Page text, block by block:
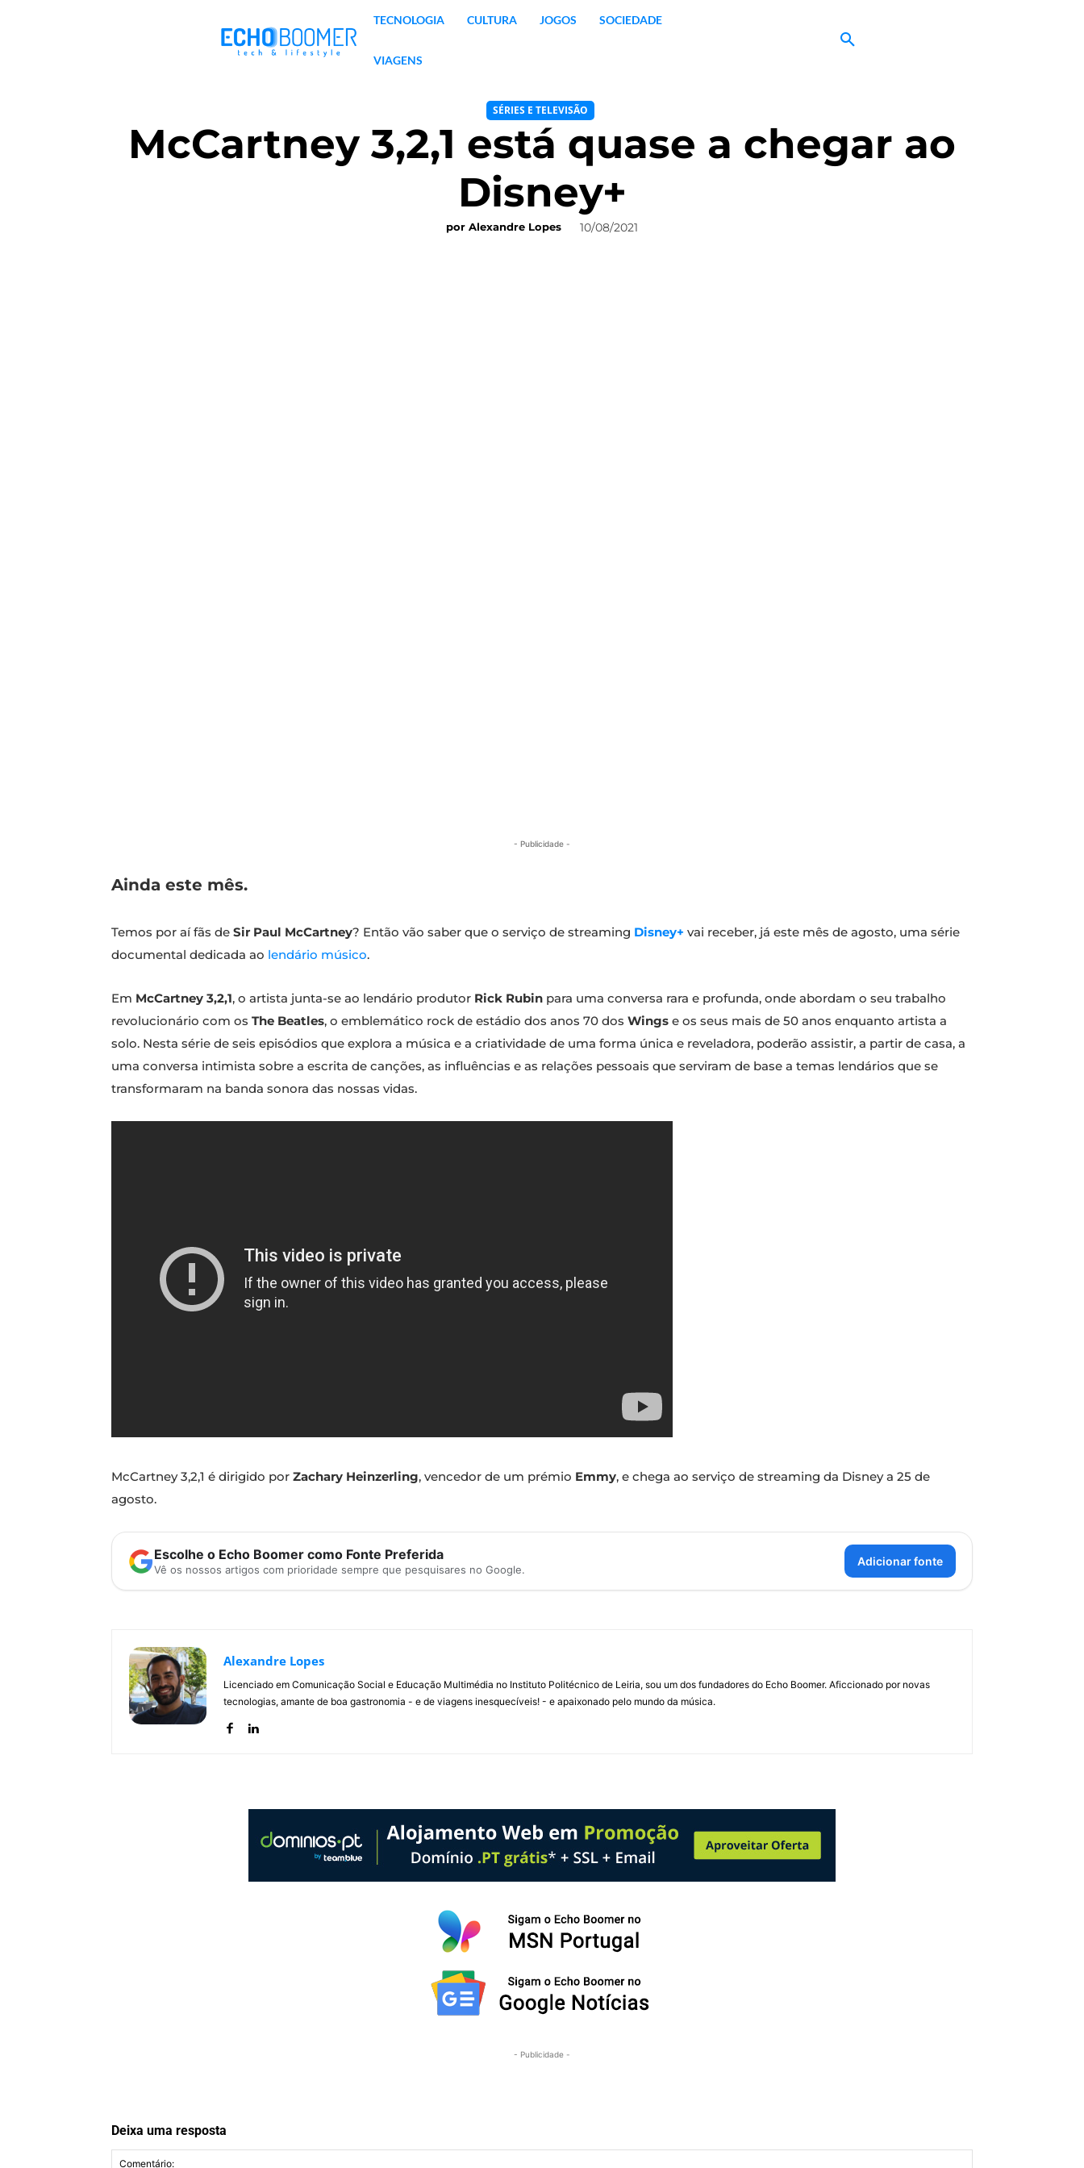
TECNOLOGIA CULTURA JOGOS SOCIEDADE
VIAGENS
SÉRIES E TELEVISÃO
McCartney 3,2,1 está quase a chegar ao
Disney+
por Alexandre Lopes 10/08/2021
- Publicidade -
Ainda este mês.
Temos por aí fãs de Sir Paul McCartney? Então vão saber que o serviço de streaming Disney+ vai receber, já este mês de agosto, uma série
documental dedicada ao lendário músico.
Em McCartney 3,2,1, o artista junta-se ao lendário produtor Rick Rubin para uma conversa rara e profunda, onde abordam o seu trabalho
revolucionário com os The Beatles, o emblemático rock de estádio dos anos 70 dos Wings e os seus mais de 50 anos enquanto artista a
solo. Nesta série de seis episódios que explora a música e a criatividade de uma forma única e reveladora, poderão assistir, a partir de casa, a
uma conversa intimista sobre a escrita de canções, as influências e as relações pessoais que serviram de base a temas lendários que se
transformaram na banda sonora das nossas vidas.
McCartney 3,2,1 é dirigido por Zachary Heinzerling, vencedor de um prémio Emmy, e chega ao serviço de streaming da Disney a 25 de
agosto.
Escolhe o Echo Boomer como Fonte Preferida
Vê os nossos artigos com prioridade sempre que pesquisares no Google.
Adicionar fonte
Alexandre Lopes
Licenciado em Comunicação Social e Educação Multimédia no Instituto Politécnico de Leiria, sou um dos fundadores do Echo Boomer. Aficcionado por novas
tecnologias, amante de boa gastronomia - e de viagens inesquecíveis! - e apaixonado pelo mundo da música.
- Publicidade -
Deixa uma resposta